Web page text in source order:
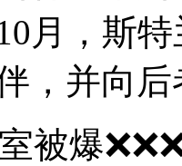
月，斯
，并向
室被爆